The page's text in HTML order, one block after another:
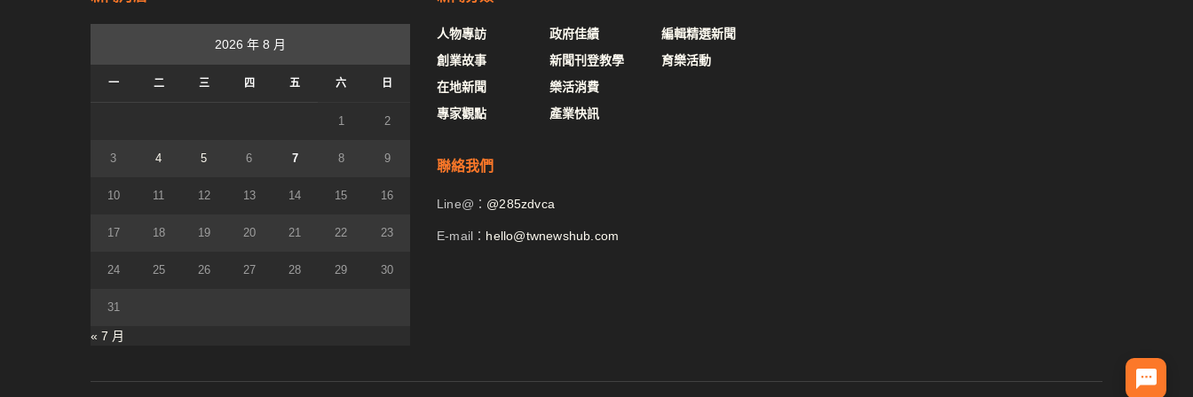
2026 年 8 月
一 二 三 四 五 六 日
1 2
3 4 5 6 7 8 9
10 11 12 13 14 15 16
17 18 19 20 21 22 23
24 25 26 27 28 29 30
31
« 7 月
人物專訪
創業故事
在地新聞
專家觀點
政府佳績
新聞刊登教學
樂活消費
產業快訊
編輯精選新聞
育樂活動
聯絡我們
Line@： @285zdvca
E-mail： hello@twnewshub.com